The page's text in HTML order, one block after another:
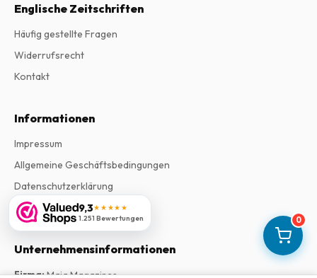
0
9,3★★★★★
1.251 Bewertungen
Englische Zeitschriften
Häufig gestellte Fragen
Widerrufsrecht
Kontakt
Informationen
Impressum
Allgemeine Geschäftsbedingungen
Datenschutzerklärung
Beschwerden
Unternehmensinformationen
Firma:Maja Magazines